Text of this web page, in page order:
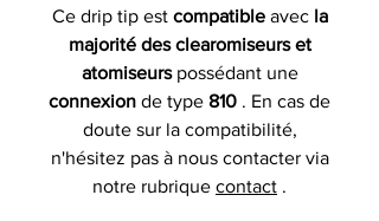
Ce drip tip est compatibleavec la
majorité des clearomiseurs et
atomiseurs possédant une
connexion de type 810 . En cas de
doute sur la compatibilité,
n'hésitez pas à nous contacter via
notre rubrique contact .